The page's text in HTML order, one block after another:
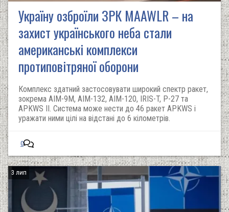
Україну озброїли ЗРК MAAWLR – на
захист українського неба стали
американські комплекси
протиповітряної оборони
Комплекс здатний застосовувати широкий спектр ракет,
зокрема AIM-9M, AIM-132, AIM-120, IRIS-T, Р-27 та
APKWS II. Система може нести до 46 ракет APKWS і
уражати ними цілі на відстані до 6 кілометрів.
0
3 лип